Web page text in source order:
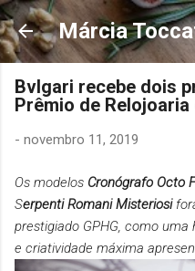
Pular para o
Márcia
Bvlgari recebe dois
Prêmio de Relojoaria
- novembro 11, 2019
Os modelos Cronógrafo Octo
Serpenti Romani Misteriosi
prestigiado GPHG, como
e criatividade máxima